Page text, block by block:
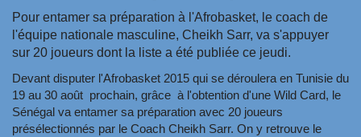
Pour entamer sa préparation à l'Afrobasket, le coach de
l'équipe nationale masculine, Cheikh Sarr, va s'appuyer
sur 20 joueurs dont la liste a été publiée ce jeudi.
Devant disputer l'Afrobasket 2015 qui se déroulera en Tunisie du
19 au 30 août prochain, grâce à l'obtention d'une Wild Card, le
Sénégal va entamer sa préparation avec 20 joueurs
présélectionnés par le Coach Cheikh Sarr. On y retrouve le